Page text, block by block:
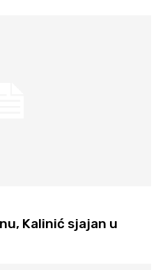
Kalinić sjajan u